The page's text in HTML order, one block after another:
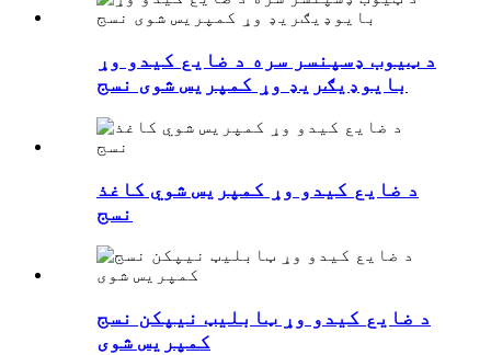
د ټیوب ډسپنسر سره د ضایع کیدو وړ
بایوډیګریډ وړ کمپریس شوی نسج
د ضایع کیدو وړ کمپریس شوي کاغذ
نسج
د ضایع کیدو وړ ټابلیټ نیپکن نسج
کمپریس شوی